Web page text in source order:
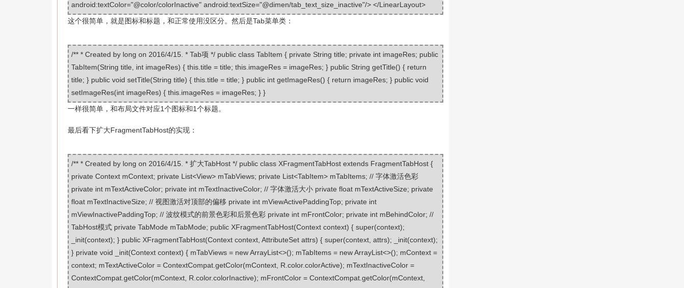
android:textColor="@color/colorInactive" android:textSize="@dimen/tab_text_size_inactive"/> </LinearLayout>
这个很简单，就是图标和标题，和正常使用没区分。然后是Tab菜单类：
/** * Created by long on 2016/4/15. * Tab项 */ public class TabItem { private String title; private int imageRes; public
TabItem(String title, int imageRes) { this.title = title; this.imageRes = imageRes; } public String getTitle() { return
title; } public void setTitle(String title) { this.title = title; } public int getImageRes() { return imageRes; } public void
setImageRes(int imageRes) { this.imageRes = imageRes; } }
一样很简单，和布局文件对应1个图标和1个标题。
最后看下扩大FragmentTabHost的实现：
/** * Created by long on 2016/4/15. * 扩大TabHost */ public class XFragmentTabHost extends FragmentTabHost {
private Context mContext; private List<View> mTabViews; private List<TabItem> mTabItems; // 字体激活色彩
private int mTextActiveColor; private int mTextInactiveColor; // 字体激活大小 private float mTextActiveSize; private
float mTextInactiveSize; // 视图激活对顶部的偏移 private int mViewActivePaddingTop; private int
mViewInactivePaddingTop; // 波纹模式的前景色彩和后景色彩 private int mFrontColor; private int mBehindColor; //
TabHost模式 private TabMode mTabMode; public XFragmentTabHost(Context context) { super(context);
_init(context); } public XFragmentTabHost(Context context, AttributeSet attrs) { super(context, attrs); _init(context);
} private void _init(Context context) { mTabViews = new ArrayList<>(); mTabItems = new ArrayList<>(); mContext =
context; mTextActiveColor = ContextCompat.getColor(mContext, R.color.colorActive); mTextInactiveColor =
ContextCompat.getColor(mContext, R.color.colorInactive); mFrontColor = ContextCompat.getColor(mContext,